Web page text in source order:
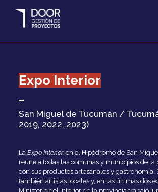
Expo Interior
San Miguel de Tucumán /
2019, 2022, 2023)
La Expo Interior, en el Hipódromo de San
reúne a todas las comunas y municipios de la
con sus productos artesanales y gastronomía.
también artistas locales y, en las últimas dos